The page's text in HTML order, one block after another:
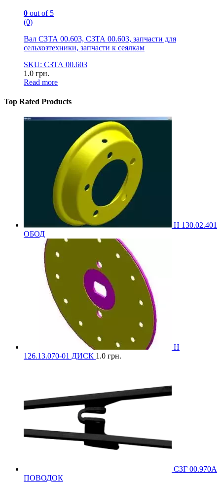
0 out of 5
(0)
Вал СЗТА 00.603, СЗТА 00.603, запчасти для
сельхозтехники, запчасти к сеялкам
SKU: СЗТА 00.603
1.0 грн.
Read more
Top Rated Products
Н 130.02.401
ОБОД
Н
126.13.070-01 ДИСК 1.0 грн.
СЗГ 00.970А
ПОВОДОК